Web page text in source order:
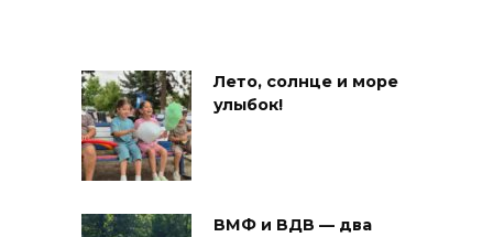
Лето, солнце и море
улыбок!
ВМФ и ВДВ — два